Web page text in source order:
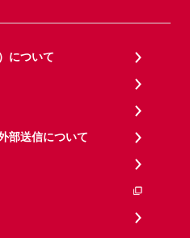
について
部送信について